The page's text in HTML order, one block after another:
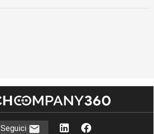
Seguici